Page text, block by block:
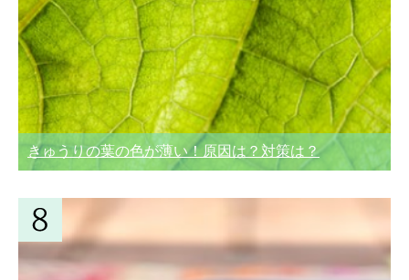
きゅうりの葉の色が薄い！原因は？対策は？